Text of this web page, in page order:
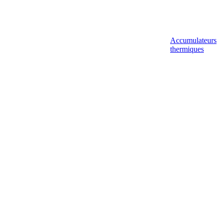
Accumulateurs
thermiques